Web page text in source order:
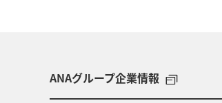
ANAグループ企業情報